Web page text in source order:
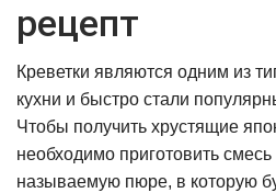
рецепт
Креветки являются одним из
кухни и быстро стали
Чтобы получить хрустящие
необходимо приготовить
называемую пюре, в которую